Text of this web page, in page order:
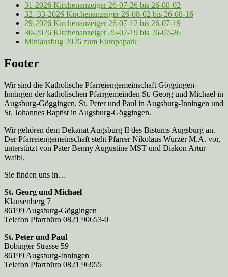
31-2026 Kirchenanzeiger 26-07-26 bis 26-08-02
32+33-2026 Kirchenanzeiger 26-08-02 bis 26-08-16
29-2026 Kirchenanzeiger 26-07-12 bis 26-07-19
30-2026 Kirchenanzeiger 26-07-19 bis 26-07-26
Miniausflug 2026 zum Europapark
Footer
Wir sind die Katholische Pfarreien­gemeinschaft Göggingen-
Inningen der katholischen Pfarrgemeinden St. Georg und Michael in
Augsburg-Göggingen, St. Peter und Paul in Augsburg-Inningen und
St. Johannes Baptist in Augsburg-Göggingen.
Wir gehören dem Dekanat Augsburg II des Bistums Augsburg an.
Der Pfarreien­gemeinschaft steht Pfarrer Nikolaus Wurzer M.A. vor,
unterstützt von Pater Benny Augustine MST und Diakon Artur
Waibl.
Sie finden uns in…
St. Georg und Michael
Klausenberg 7
86199 Augsburg-Göggingen
Telefon Pfarrbüro 0821 90653-0
St. Peter und Paul
Bobinger Strasse 59
86199 Augsburg-Inningen
Telefon Pfarrbüro 0821 96955